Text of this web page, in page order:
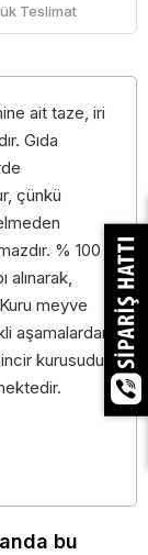
Teslimat
ait taze, iri
Gıda
çünkü
% 100
alınarak,
meyve
aşamalardan
kurusudur,
bu